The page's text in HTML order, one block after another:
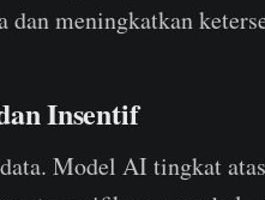
dan meningkatkan
Insentif
Model AI tingkat